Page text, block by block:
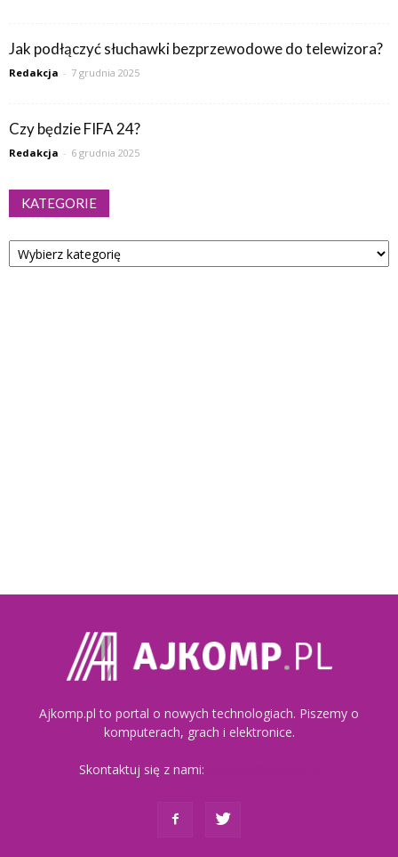
Jak podłączyć słuchawki bezprzewodowe do telewizora?
Redakcja - 7 grudnia 2025
Czy będzie FIFA 24?
Redakcja - 6 grudnia 2025
KATEGORIE
Kategorie
Ajkomp.pl to portal o nowych technologiach. Piszemy o
komputerach, grach i elektronice.
Skontaktuj się z nami: